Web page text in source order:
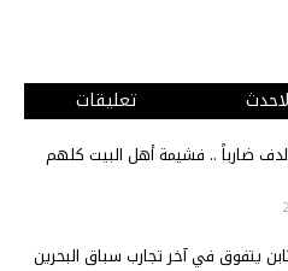
تعليقات
ضارباً .. فشيمة أهل البيت كلهم
فرستابن يتفوق في آخر تجارب سباق البحرين